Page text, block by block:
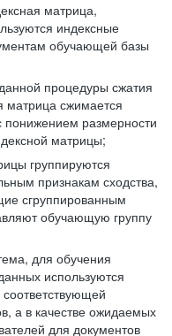
матрица,
индексные
обучающей базы
процедуры сжатия
матрица сжимается
понижением размерности
матрицы;
группируются
признакам сходства,
сгруппированным
обучающую группу
для обучения
используются
а в качестве ожидаемых
для документов